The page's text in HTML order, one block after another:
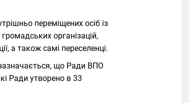
переміщених осіб із
організацій,
а також самі переселенці.
зазначається, що Ради ВПО
Ради утворено в 33